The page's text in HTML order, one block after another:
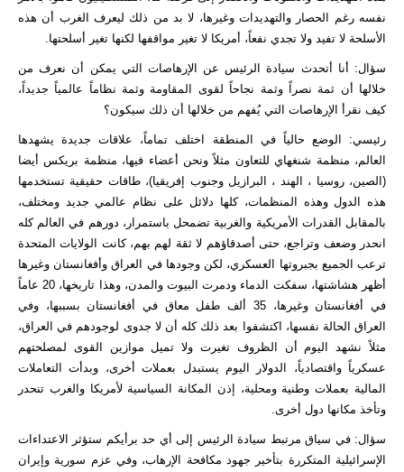
نفسه رغم الحصار والتهديدات وغيرها، لا بد من ذلك ليعرف الغرب أن هذه
الأسلحة لا تفيد ولا تجدي نفعاً، أمريكا لا تغير مواقفها لكنها تغير أسلحتها.
سؤال: أنا أتحدث سيادة الرئيس عن الإرهاصات التي يمكن أن نعرف من
خلالها أن ثمة نصراً وثمة نجاحاً لقوى المقاومة وثمة نظاماً عالمياً جديداً،
كيف نقرأ الإرهاصات التي يُفهم من خلالها أن ذلك سيكون؟
رئيسي: الوضع حالياً في المنطقة اختلف تماماً، علاقات جديدة يشهدها
العالم، منظمة شنغهاي للتعاون مثلاً ونحن أعضاء فيها، منظمة بريكس أيضا
(الصين، روسيا ، الهند ، البرازيل وجنوب إفريقيا)، طاقات حقيقية تستخدمها
هذه الدول وهذه المنظمات، كلها دلائل على نظام عالمي جديد ومختلف،
بالمقابل القدرات الأمريكية والغربية تضمحل باستمرار، دورهم في العالم كله
انحدر وضعف وتراجع، حتى أصدقاؤهم لا ثقة لهم بهم، كانت الولايات المتحدة
ترعب الجميع بجبروتها العسكري، لكن وجودها في العراق وأفغانستان وغيرها
أظهر هشاشتها، سفكت الدماء ودمرت البيوت والمدن، وهذا تاريخها، 20 عاماً
في أفغانستان وغيرها، 35 ألف طفل معاق في أفغانستان بسببها، وفي
العراق الحالة نفسها، اكتشفوا بعد ذلك كله أن لا جدوى لوجودهم في العراق،
مثلاً نشهد اليوم أن الظروف تغيرت ولا تميل موازين القوى لمصلحتهم
عسكرياً واقتصادياً، الدولار اليوم يستبدل بعملات أخرى، وبدأت التعاملات
المالية بعملات وطنية ومحلية، إذن المكانة السياسية لأمريكا والغرب تنحدر
وتأخذ مكانها دول أخرى.
سؤال: في سياق مرتبط سيادة الرئيس إلى أي حد برأيكم ستؤثر الاعتداءات
الإسرائيلية المتكررة بتأخير جهود مكافحة الإرهاب، وفي عزم سورية وإيران